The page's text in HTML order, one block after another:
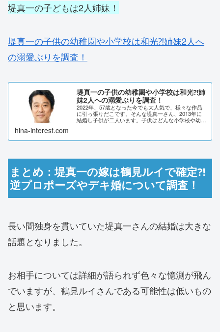
堤真一の子どもは2人姉妹！
堤真一の子供の幼稚園や小学校は和光⁈姉妹2人へ
の溺愛ぶりを調査！
堤真一の子供の幼稚園や小学校は和光⁈姉
妹2人への溺愛ぶりを調査！
2022年、57歳となった今でも大人気で、様々な作品
に引っ張りだこです。そんな堤真一さん、2013年に
結婚し子供が二人います。子供はどんな小学校や幼稚
hina-interest.com
まとめ：堤真一の嫁は鶴見ルイで確定⁈
逆プロポーズやデキ婚について調査！
長い間独身を貫いていた堤真一さんの結婚は大きな
話題となりました。
お相手については詳細が語られず色々な憶測が飛ん
でいますが、鶴見ルイさんである可能性は低いもの
と思います。